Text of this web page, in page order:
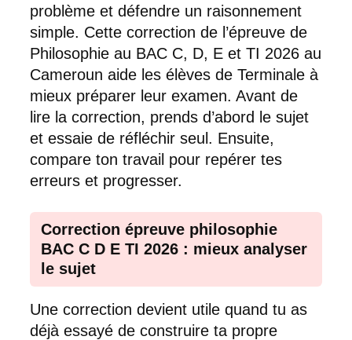
problème et défendre un raisonnement
simple. Cette correction de l’épreuve de
Philosophie au BAC C, D, E et TI 2026 au
Cameroun aide les élèves de Terminale à
mieux préparer leur examen. Avant de
lire la correction, prends d’abord le sujet
et essaie de réfléchir seul. Ensuite,
compare ton travail pour repérer tes
erreurs et progresser.
Correction épreuve philosophie
BAC C D E TI 2026 : mieux analyser
le sujet
Une correction devient utile quand tu as
déjà essayé de construire ta propre